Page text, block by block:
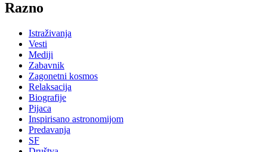
Razno
Istraživanja
Vesti
Mediji
Zabavnik
Zagonetni kosmos
Relaksacija
Biografije
Pijaca
Inspirisano astronomijom
Predavanja
SF